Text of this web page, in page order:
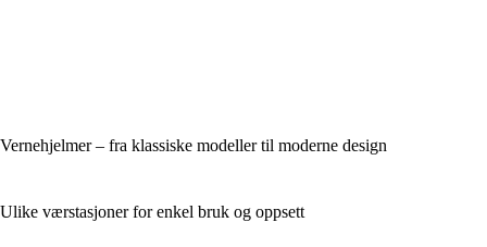
Vernehjelmer – fra klassiske modeller til moderne design
Ulike værstasjoner for enkel bruk og oppsett